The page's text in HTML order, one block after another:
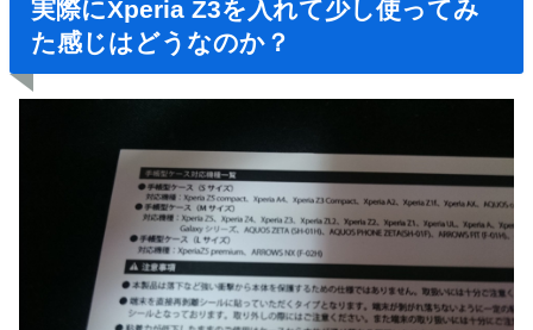
実際にXperia Z3を入れて少し使ってみ
た感じはどうなのか？